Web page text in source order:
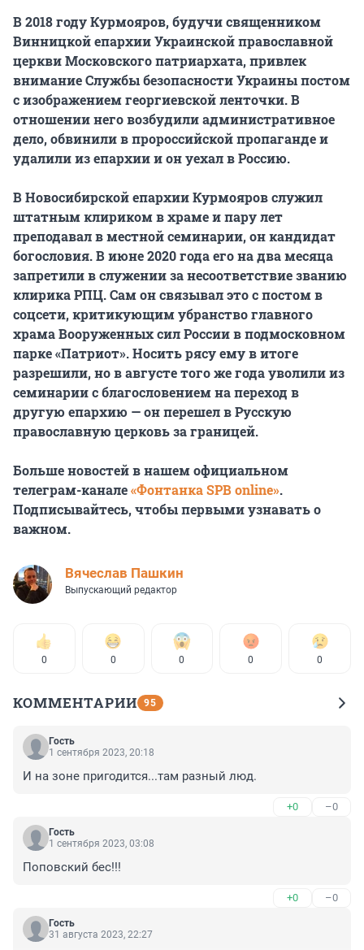
В 2018 году Курмояров, будучи священником
Винницкой епархии Украинской православной
церкви Московского патриархата, привлек
внимание Службы безопасности Украины постом
с изображением георгиевской ленточки. В
отношении него возбудили административное
дело, обвинили в пророссийской пропаганде и
удалили из епархии и он уехал в Россию.
В Новосибирской епархии Курмояров служил
штатным клириком в храме и пару лет
преподавал в местной семинарии, он кандидат
богословия. В июне 2020 года его на два месяца
запретили в служении за несоответствие званию
клирика РПЦ. Сам он связывал это с постом в
соцсети, критикующим убранство главного
храма Вооруженных сил России в подмосковном
парке «Патриот». Носить рясу ему в итоге
разрешили, но в августе того же года уволили из
семинарии с благословением на переход в
другую епархию — он перешел в Русскую
православную церковь за границей.
Больше новостей в нашем официальном
телеграм-канале«Фонтанка SPB online».
Подписывайтесь, чтобы первыми узнавать о
важном.
Вячеслав Пашкин
Выпускающий редактор
0 0 0 0 0
КОММЕНТАРИИ 95
Гость
1 сентября 2023, 20:18
И на зоне пригодится...там разный люд.
+0 –0
Гость
1 сентября 2023, 03:08
Поповский бес!!!
+0 –0
Гость
31 августа 2023, 22:27